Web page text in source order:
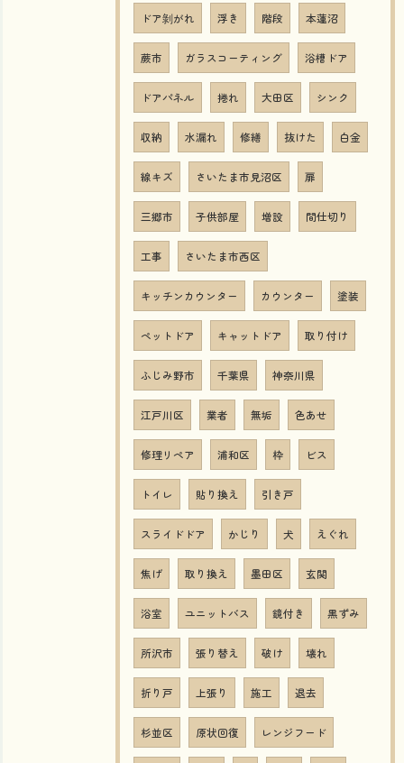
ドア剝がれ 浮き 階段 本蓮沼
蕨市 ガラスコーティング 浴槽ドア
ドアパネル 捲れ 大田区 シンク
収納 水漏れ 修繕 抜けた 白金
線キズ さいたま市見沼区 扉
三郷市 子供部屋 増設 間仕切り
工事 さいたま市西区
キッチンカウンター カウンター 塗装
ペットドア キャットドア 取り付け
ふじみ野市 千葉県 神奈川県
江戸川区 業者 無垢 色あせ
修理リペア 浦和区 枠 ビス
トイレ 貼り換え 引き戸
スライドドア かじり 犬 えぐれ
焦げ 取り換え 墨田区 玄関
浴室 ユニットバス 鏡付き 黒ずみ
所沢市 張り替え 破け 壊れ
折り戸 上張り 施工 退去
杉並区 原状回復 レンジフード